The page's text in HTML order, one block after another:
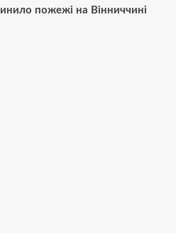
пожежі на Вінниччині